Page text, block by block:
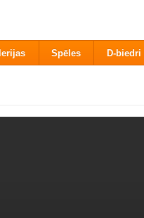
Spēles D-biedri